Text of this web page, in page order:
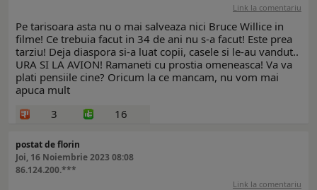
Link la comentariu
Pe tarisoara asta nu o mai salveaza nici Bruce Willice in
filme! Ce trebuia facut in 34 de ani nu s-a facut! Este prea
tarziu! Deja diaspora si-a luat copii, casele si le-au vandut..
URA SI LA AVION! Ramaneti cu prostia omeneasca! Va va
plati pensiile cine? Oricum la ce mancam, nu vom mai
apuca mult
3
16
postat de florin
Joi, 16 Noiembrie 2023 08:08
86.124.200.***
Link la comentariu